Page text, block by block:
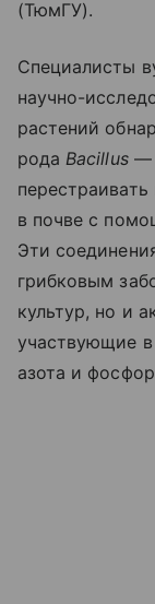
(ТюмГУ).
Специалисты
научно-
растений
родаBacillus—
в почве с
Эти
грибковым
культур, но и
участвующие в
азота и